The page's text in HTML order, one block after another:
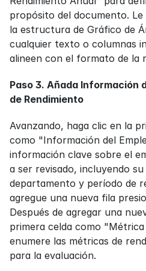
propósito del documento.
la estructura de Gráfico de
cualquier texto o columnas
alineen con el formato de la
Paso 3. Añada Información
de Rendimiento
Avanzando, haga clic en la
como "Información del
información clave sobre el
a ser revisado, incluyendo
departamento y período de
agregue una nueva fila
Después de agregar una
primera celda como
enumere las métricas de
para la evaluación.